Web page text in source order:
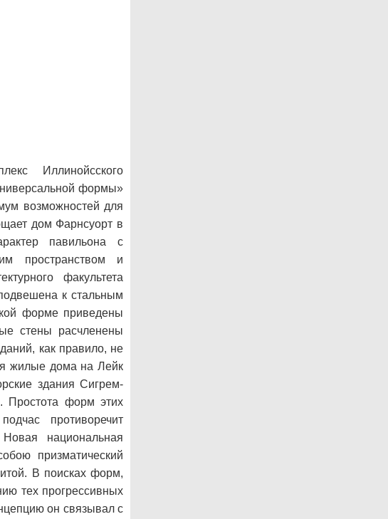
Иллинойсского
формы»
возможностей для
дом Фарнсуорт в
павильона с
пространством и
факультета
к стальным
форме приведены
стены расчленены
как правило, не
жилые дома на Лейк
здания Сигрем-
Простота форм этих
противоречит
национальная
призматический
В поисках форм,
тех прогрессивных
он связывал с